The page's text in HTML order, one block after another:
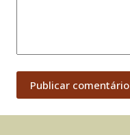
Publicar comentário